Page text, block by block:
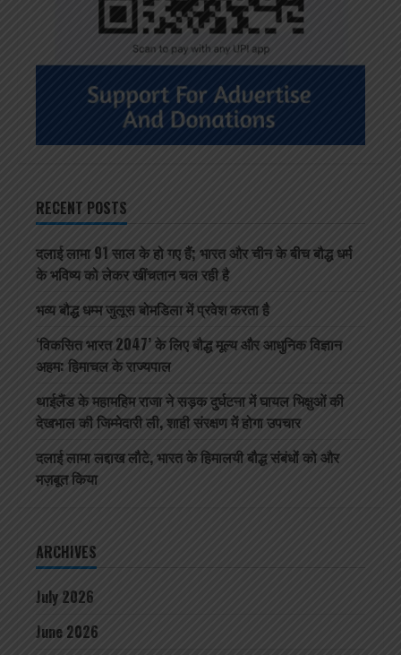
RECENT POSTS
दलाई लामा 91 साल के हो गए हैं; भारत और चीन के बीच बौद्ध धर्म
के भविष्य को लेकर खींचतान चल रही है
भव्य बौद्ध धम्म जुलूस बोमडिला में प्रवेश करता है
‘विकसित भारत 2047’ के लिए बौद्ध मूल्य और आधुनिक विज्ञान
अहम: हिमाचल के राज्यपाल
थाईलैंड के महामहिम राजा ने सड़क दुर्घटना में घायल भिक्षुओं की
देखभाल की जिम्मेदारी ली, शाही संरक्षण में होगा उपचार
दलाई लामा लद्दाख लौटे, भारत के हिमालयी बौद्ध संबंधों को और
मज़बूत किया
ARCHIVES
July 2026
June 2026